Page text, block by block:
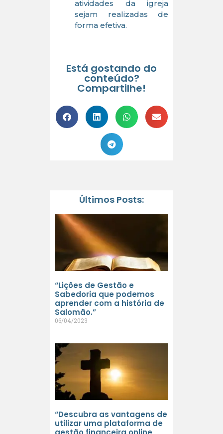
atividades da igreja
sejam realizadas de
forma efetiva.
Está gostando do
conteúdo?
Compartilhe!
Últimos Posts:
“Lições de Gestão e
Sabedoria que podemos
aprender com a história de
Salomão.”
06/04/2023
“Descubra as vantagens de
utilizar uma plataforma de